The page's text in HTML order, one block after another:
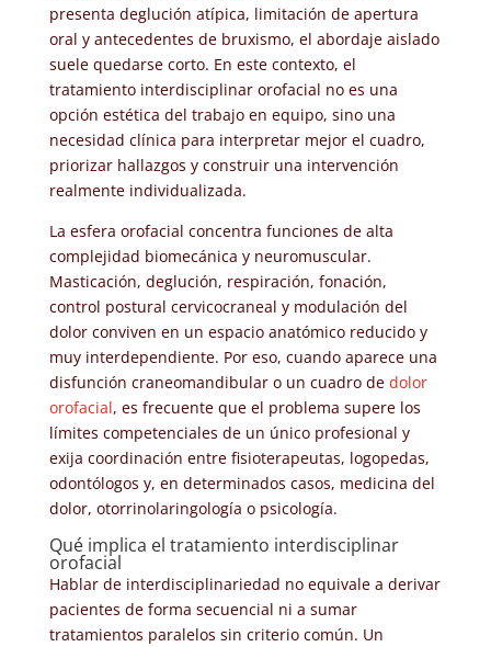
presenta deglución atípica, limitación de apertura
oral y antecedentes de bruxismo, el abordaje aislado
suele quedarse corto. En este contexto, el
tratamiento interdisciplinar orofacial no es una
opción estética del trabajo en equipo, sino una
necesidad clínica para interpretar mejor el cuadro,
priorizar hallazgos y construir una intervención
realmente individualizada.
La esfera orofacial concentra funciones de alta
complejidad biomecánica y neuromuscular.
Masticación, deglución, respiración, fonación,
control postural cervicocraneal y modulación del
dolor conviven en un espacio anatómico reducido y
muy interdependiente. Por eso, cuando aparece una
disfunción craneomandibular o un cuadro de dolor
orofacial, es frecuente que el problema supere los
límites competenciales de un único profesional y
exija coordinación entre fisioterapeutas, logopedas,
odontólogos y, en determinados casos, medicina del
dolor, otorrinolaringología o psicología.
Qué implica el tratamiento interdisciplinar
orofacial
Hablar de interdisciplinariedad no equivale a derivar
pacientes de forma secuencial ni a sumar
tratamientos paralelos sin criterio común. Un